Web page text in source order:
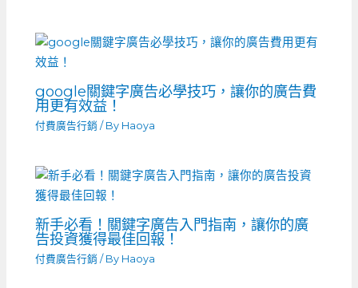
google關鍵字廣告必學技巧，讓你的廣告費
用更有效益！
付費廣告行銷 / By Haoya
新手必看！關鍵字廣告入門指南，讓你的廣
告投資獲得最佳回報！
付費廣告行銷 / By Haoya